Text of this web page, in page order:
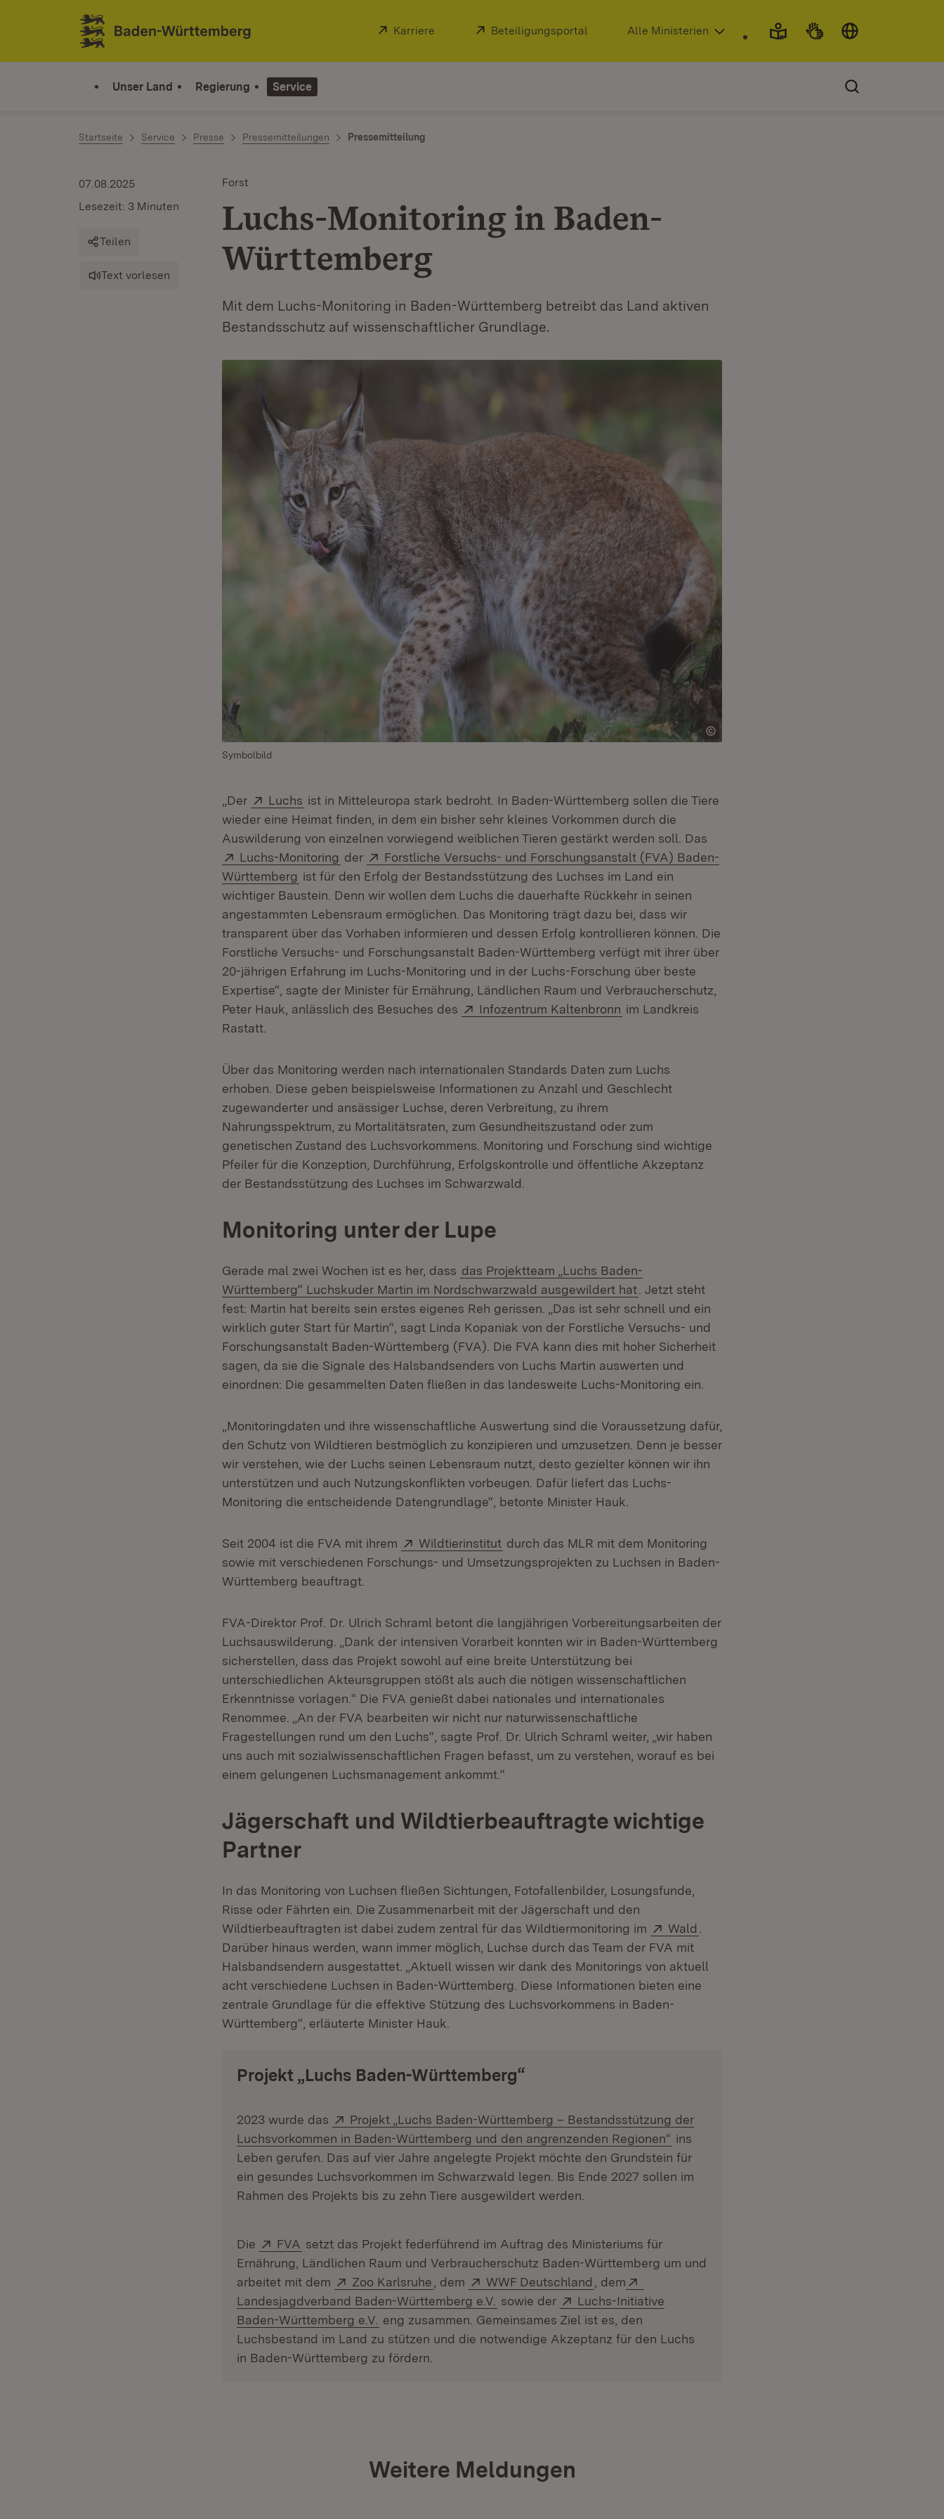
Zum Inhalt springen
Link zur Startseite
Extern:
Karriere (Öffnet in neuem Fenster)
Extern:
Beteiligungsportal (Öffnet in neuem Fenster)
Alle Ministerien
Unser Land Regierung Service
Startseite Service Presse Pressemitteilungen Pressemitteilung
Forst
Luchs-Monitoring in Baden-
Württemberg
Mit dem Luchs-Monitoring in Baden-Württemberg betreibt das Land aktiven
Bestandsschutz auf wissenschaftlicher Grundlage.
07.08.2025
Lesezeit: 3 Minuten
Teilen
Text vorlesen
Symbolbild
„Der Extern:
Luchs (Öffnet in neuem Fenster)
ist in Mitteleuropa stark bedroht. In Baden-Württemberg sollen die Tiere
wieder eine Heimat finden, in dem ein bisher sehr kleines Vorkommen durch die
Auswilderung von einzelnen vorwiegend weiblichen Tieren gestärkt werden soll. Das
Extern:
Luchs-Monitoring (Öffnet in neuem Fenster)
der Extern:
Forstliche Versuchs- und Forschungsanstalt (FVA) Baden-
Württemberg (Öffnet in neuem Fenster)
ist für den Erfolg der Bestandsstützung des Luchses im Land ein
wichtiger Baustein. Denn wir wollen dem Luchs die dauerhafte Rückkehr in seinen
angestammten Lebensraum ermöglichen. Das Monitoring trägt dazu bei, dass wir
transparent über das Vorhaben informieren und dessen Erfolg kontrollieren können. Die
Forstliche Versuchs- und Forschungsanstalt Baden-Württemberg verfügt mit ihrer über
20-jährigen Erfahrung im Luchs-Monitoring und in der Luchs-Forschung über beste
Expertise“, sagte der Minister für Ernährung, Ländlichen Raum und Verbraucherschutz,
Peter Hauk, anlässlich des Besuches des
Extern:
Infozentrum Kaltenbronn (Öffnet in neuem Fenster)
im Landkreis
Rastatt.
Über das Monitoring werden nach internationalen Standards Daten zum Luchs
erhoben. Diese geben beispielsweise Informationen zu Anzahl und Geschlecht
zugewanderter und ansässiger Luchse, deren Verbreitung, zu ihrem
Nahrungsspektrum, zu Mortalitätsraten, zum Gesundheitszustand oder zum
genetischen Zustand des Luchsvorkommens. Monitoring und Forschung sind wichtige
Pfeiler für die Konzeption, Durchführung, Erfolgskontrolle und öffentliche Akzeptanz
der Bestandsstützung des Luchses im Schwarzwald.
Monitoring unter der Lupe
Gerade mal zwei Wochen ist es her, dass das Projektteam „Luchs Baden-
Württemberg“ Luchskuder Martin im Nordschwarzwald ausgewildert hat . Jetzt steht
fest: Martin hat bereits sein erstes eigenes Reh gerissen. „Das ist sehr schnell und ein
wirklich guter Start für Martin“, sagt Linda Kopaniak von der Forstliche Versuchs- und
Forschungsanstalt Baden-Württemberg (FVA). Die FVA kann dies mit hoher Sicherheit
sagen, da sie die Signale des Halsbandsenders von Luchs Martin auswerten und
einordnen: Die gesammelten Daten fließen in das landesweite Luchs-Monitoring ein.
„Monitoringdaten und ihre wissenschaftliche Auswertung sind die Voraussetzung dafür,
den Schutz von Wildtieren bestmöglich zu konzipieren und umzusetzen. Denn je besser
wir verstehen, wie der Luchs seinen Lebensraum nutzt, desto gezielter können wir ihn
unterstützen und auch Nutzungskonflikten vorbeugen. Dafür liefert das Luchs-
Monitoring die entscheidende Datengrundlage“, betonte Minister Hauk.
Seit 2004 ist die FVA mit ihrem Extern:
Wildtierinstitut (Öffnet in neuem Fenster)
durch das MLR mit dem Monitoring
sowie mit verschiedenen Forschungs- und Umsetzungsprojekten zu Luchsen in Baden-
Württemberg beauftragt.
FVA-Direktor Prof. Dr. Ulrich Schraml betont die langjährigen Vorbereitungsarbeiten der
Luchsauswilderung. „Dank der intensiven Vorarbeit konnten wir in Baden-Württemberg
sicherstellen, dass das Projekt sowohl auf eine breite Unterstützung bei
unterschiedlichen Akteursgruppen stößt als auch die nötigen wissenschaftlichen
Erkenntnisse vorlagen.“ Die FVA genießt dabei nationales und internationales
Renommee. „An der FVA bearbeiten wir nicht nur naturwissenschaftliche
Fragestellungen rund um den Luchs“, sagte Prof. Dr. Ulrich Schraml weiter, „wir haben
uns auch mit sozialwissenschaftlichen Fragen befasst, um zu verstehen, worauf es bei
einem gelungenen Luchsmanagement ankommt.“
Jägerschaft und Wildtierbeauftragte wichtige
Partner
In das Monitoring von Luchsen fließen Sichtungen, Fotofallenbilder, Losungsfunde,
Risse oder Fährten ein. Die Zusammenarbeit mit der Jägerschaft und den
Wildtierbeauftragten ist dabei zudem zentral für das Wildtiermonitoring im
Extern:
Wald
Darüber hinaus werden, wann immer möglich, Luchse durch das Team der FVA mit
Halsbandsendern ausgestattet. „Aktuell wissen wir dank des Monitorings von aktuell
acht verschiedene Luchsen in Baden-Württemberg. Diese Informationen bieten eine
zentrale Grundlage für die effektive Stützung des Luchsvorkommens in Baden-
Württemberg“, erläuterte Minister Hauk.
Projekt „Luchs Baden-Württemberg“
2023 wurde das Extern:
Projekt „Luchs Baden-Württemberg – Bestandsstützung der
Luchsvorkommen in Baden-Württemberg und den angrenzenden Regionen“ (Öffnet in neuem Fenster)
ins
Leben gerufen. Das auf vier Jahre angelegte Projekt möchte den Grundstein für
ein gesundes Luchsvorkommen im Schwarzwald legen. Bis Ende 2027 sollen im
Rahmen des Projekts bis zu zehn Tiere ausgewildert werden.
Die Extern:
FVA (Öffnet in neuem Fenster)
setzt das Projekt federführend im Auftrag des Ministeriums für
Ernährung, Ländlichen Raum und Verbraucherschutz Baden-Württemberg um und
arbeitet mit dem
Extern:
Zoo Karlsruhe (Öffnet in neuem Fenster)
, dem Extern:
WWF Deutschland (Öffnet in neuem Fenster)
, dem
Landesjagdverband Baden-Württemberg e.V. (Öffnet in neuem Fenster)
sowie der Extern:
Luchs-Initiative
Baden-Württemberg e.V. (Öffnet in neuem Fenster)
eng zusammen. Gemeinsames Ziel ist es, den
Luchsbestand im Land zu stützen und die notwendige Akzeptanz für den Luchs
in Baden-Württemberg zu fördern.
Weitere Meldungen